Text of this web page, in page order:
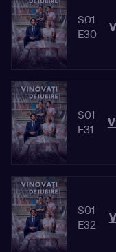
S01
E30
S01
E31
S01
E32